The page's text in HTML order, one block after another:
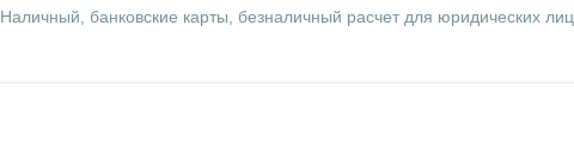
Наличный, банковские карты, безналичный расчет для юридических лиц